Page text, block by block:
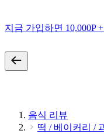
지금 가입하면 10,000P
음식 리뷰
떡 / 베이커리 /